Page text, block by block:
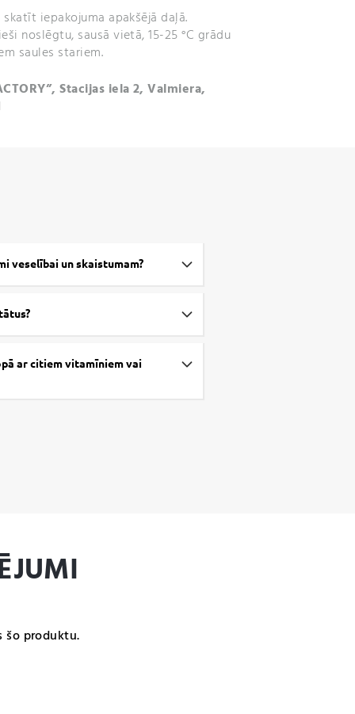
skatīt iepakojuma apakšējā daļā.
noslēgtu, sausā vietā, 15-25 °C grādu
saules stariem.
Stacijas iela 2, Valmiera,
veselībai un skaistumam?
ar citiem vitamīniem vai
šo produktu.